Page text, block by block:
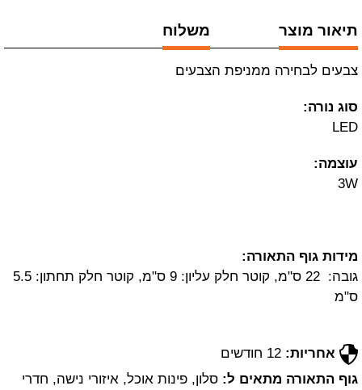
תיאור מוצר משלוח
צבעים לבחירה ממניפת הצבעים
סוג נורה:
LED
עוצמה:
3W
מידות גוף התאורה:
גובה: 22 ס"מ, קוטר חלק עליון: 9 ס"מ, קוטר חלק תחתון: 5.5
ס"מ
אחריות:
גוף התאורה מתאים ל: סלון, פינות אוכל, איזורי נישה, חדרי